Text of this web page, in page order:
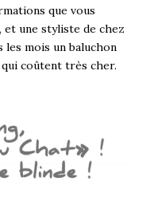
que vous
une styliste de chez
mois un baluchon
coûtent très cher.